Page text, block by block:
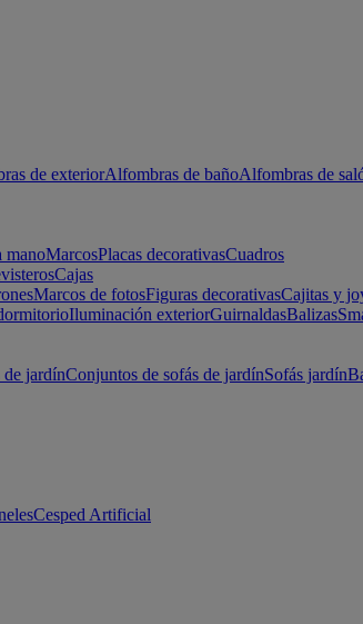
de exteriorAlfombras de bañoAlfombras de
manoMarcosPlacas decorativasCuadros
Cajas
Marcos de fotosFiguras decorativasCajitas y
Iluminación exteriorGuirnaldasBalizas
de jardínConjuntos de sofás de jardínSofás jardín
Cesped Artificial